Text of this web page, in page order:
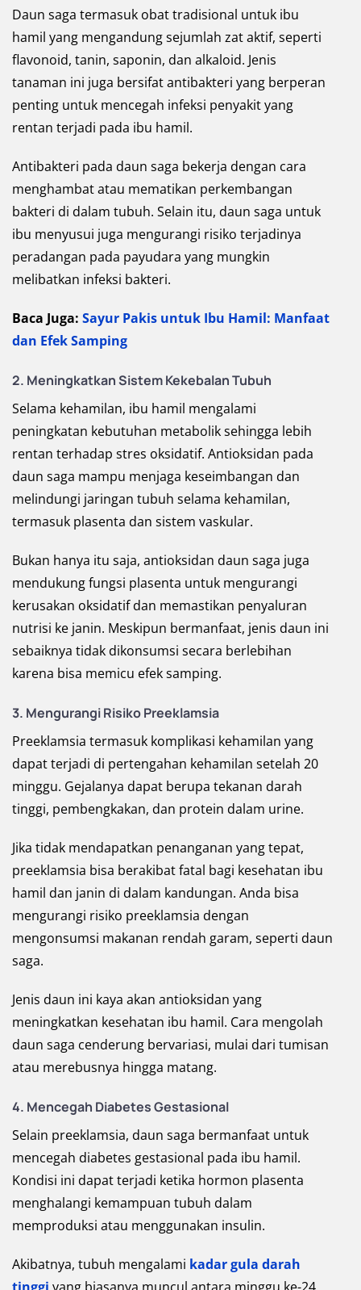
Daun saga termasuk obat tradisional untuk ibu
hamil yang mengandung sejumlah zat aktif, seperti
flavonoid, tanin, saponin, dan alkaloid. Jenis
tanaman ini juga bersifat antibakteri yang berperan
penting untuk mencegah infeksi penyakit yang
rentan terjadi pada ibu hamil.
Antibakteri pada daun saga bekerja dengan cara
menghambat atau mematikan perkembangan
bakteri di dalam tubuh. Selain itu, daun saga untuk
ibu menyusui juga mengurangi risiko terjadinya
peradangan pada payudara yang mungkin
melibatkan infeksi bakteri.
Baca Juga: Sayur Pakis untuk Ibu Hamil: Manfaat
dan Efek Samping
2. Meningkatkan Sistem Kekebalan Tubuh
Selama kehamilan, ibu hamil mengalami
peningkatan kebutuhan metabolik sehingga lebih
rentan terhadap stres oksidatif. Antioksidan pada
daun saga mampu menjaga keseimbangan dan
melindungi jaringan tubuh selama kehamilan,
termasuk plasenta dan sistem vaskular.
Bukan hanya itu saja, antioksidan daun saga juga
mendukung fungsi plasenta untuk mengurangi
kerusakan oksidatif dan memastikan penyaluran
nutrisi ke janin. Meskipun bermanfaat, jenis daun ini
sebaiknya tidak dikonsumsi secara berlebihan
karena bisa memicu efek samping.
3. Mengurangi Risiko Preeklamsia
Preeklamsia termasuk komplikasi kehamilan yang
dapat terjadi di pertengahan kehamilan setelah 20
minggu. Gejalanya dapat berupa tekanan darah
tinggi, pembengkakan, dan protein dalam urine.
Jika tidak mendapatkan penanganan yang tepat,
preeklamsia bisa berakibat fatal bagi kesehatan ibu
hamil dan janin di dalam kandungan. Anda bisa
mengurangi risiko preeklamsia dengan
mengonsumsi makanan rendah garam, seperti daun
saga.
Jenis daun ini kaya akan antioksidan yang
meningkatkan kesehatan ibu hamil. Cara mengolah
daun saga cenderung bervariasi, mulai dari tumisan
atau merebusnya hingga matang.
4. Mencegah Diabetes Gestasional
Selain preeklamsia, daun saga bermanfaat untuk
mencegah diabetes gestasional pada ibu hamil.
Kondisi ini dapat terjadi ketika hormon plasenta
menghalangi kemampuan tubuh dalam
memproduksi atau menggunakan insulin.
Akibatnya, tubuh mengalami kadar gula darah